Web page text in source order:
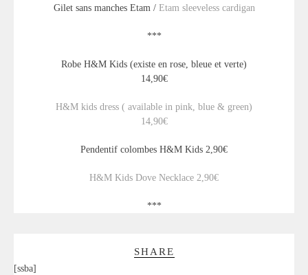
Gilet sans manches Etam /Etam sleeveless cardigan
***
Robe H&M Kids (existe en rose, bleue et verte)
14,90€
H&M kids dress ( available in pink, blue & green)
14,90€
Pendentif colombes H&M Kids 2,90€
H&M Kids Dove Necklace 2,90€
***
SHARE
[ssba]